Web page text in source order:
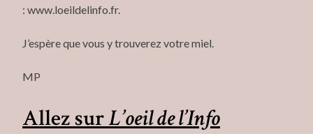
: www.loeildelinfo.fr.
J’espère que vous y trouverez votre miel.
MP
Allez surL’oeil de l’Info